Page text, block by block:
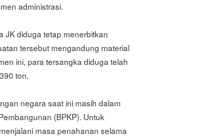
administrasi.
JK diduga tetap menerbitkan
tersebut mengandung material
ini, para tersangka diduga telah
ton.
negara saat ini masih dalam
(BPKP). Untuk
masa penahanan selama